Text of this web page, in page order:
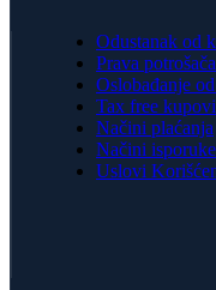
Odustanak od
Prava
Oslobađanje
Tax free
Načini plaćanja
Načini isporuke
Uslovi